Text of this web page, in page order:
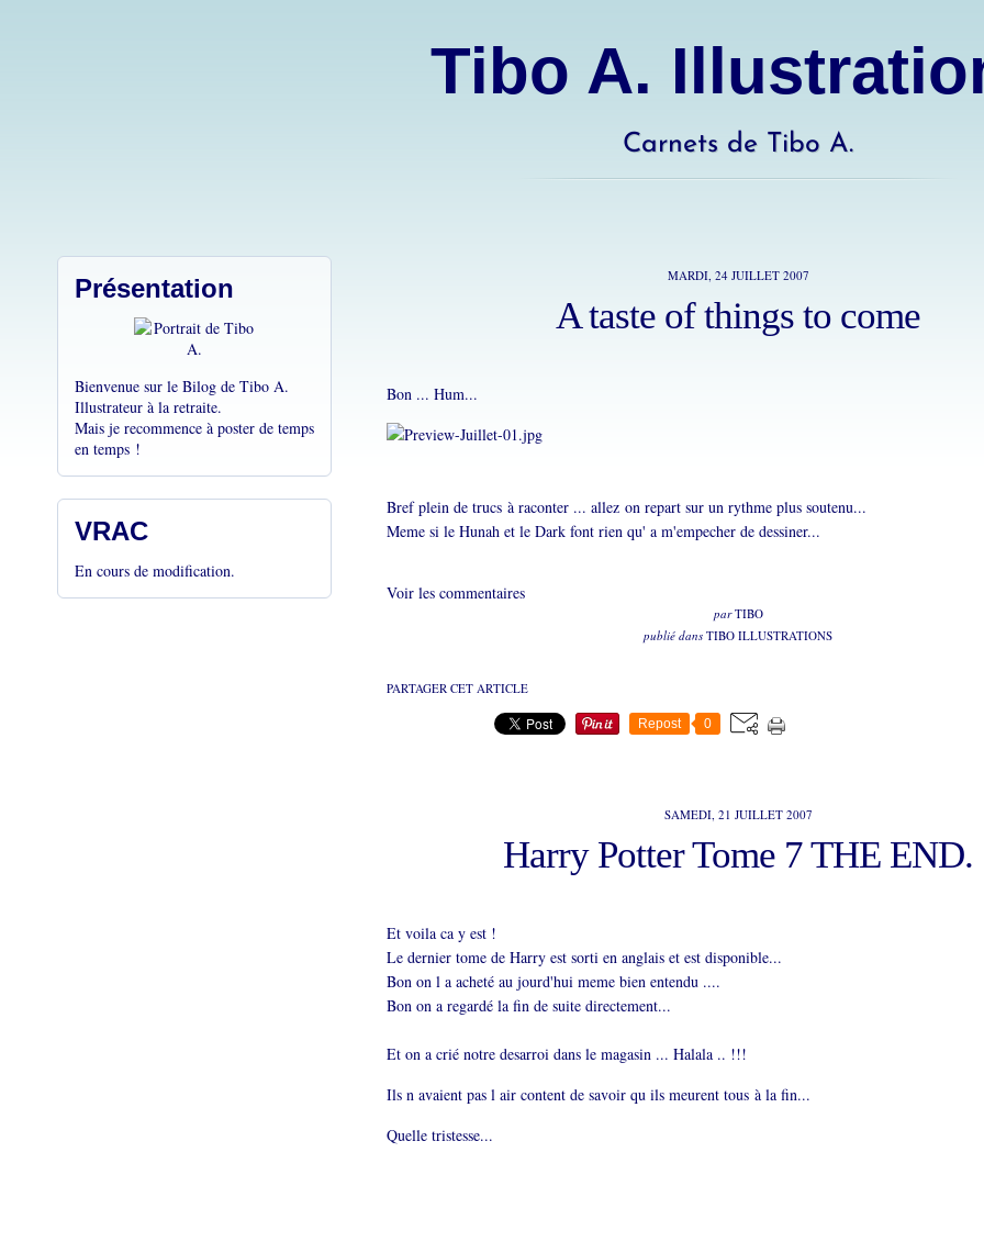
Tibo A.
Carnets de Tibo A.
Présentation
Bienvenue sur le Bilog de Tibo A.
Illustrateur à la retraite.
Mais je recommence à poster de temps
en temps !
VRAC
En cours de modification.
MARDI, 24 JUILLET 2007
A taste of things to come
Bon ... Hum...
Bref plein de trucs à raconter ... allez on repart sur un rythme plus soutenu...
Meme si le Hunah et le Dark font rien qu' a m'empecher de dessiner...
Voir les commentaires
parTIBO
publié dans TIBO ILLUSTRATIONS
PARTAGER CET ARTICLE
Repost 0
SAMEDI, 21 JUILLET 2007
Harry Potter Tome 7 THE END.
Et voila ca y est !
Le dernier tome de Harry est sorti en anglais et est disponible...
Bon on l a acheté au jourd'hui meme bien entendu ....
Bon on a regardé la fin de suite directement...
Et on a crié notre desarroi dans le magasin ... Halala .. !!!
Ils n avaient pas l air content de savoir qu ils meurent tous à la fin...
Quelle tristesse...